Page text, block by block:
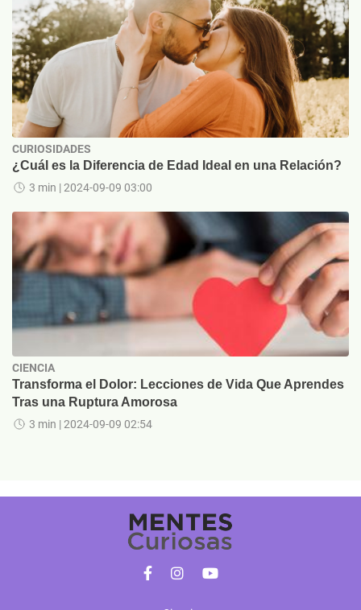
CURIOSIDADES
¿Cuál es la Diferencia de Edad Ideal en una Relación?
3 min | 2024-09-09 03:00
CIENCIA
Transforma el Dolor: Lecciones de Vida Que Aprendes
Tras una Ruptura Amorosa
3 min | 2024-09-09 02:54